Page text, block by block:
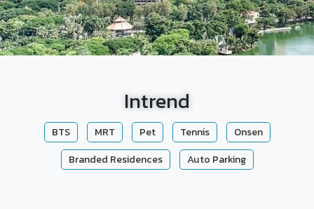
Intrend
BTS MRT Pet Tennis
Onsen
Branded Residences
Auto Parking